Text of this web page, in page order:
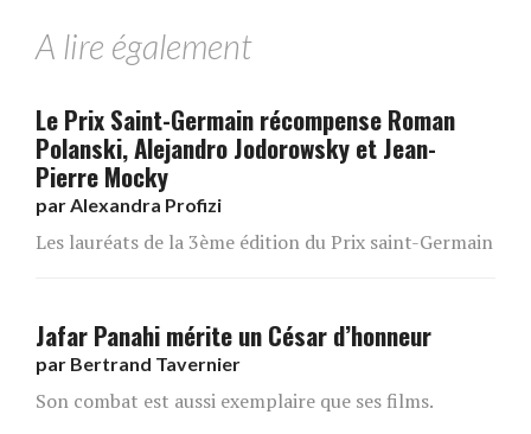
A lire également
Le Prix Saint-Germain récompense Roman
Polanski, Alejandro Jodorowsky et Jean-
Pierre Mocky
parAlexandra Profizi
Les lauréats de la 3ème édition du Prix saint-Germain
Jafar Panahi mérite un César d’honneur
par Bertrand Tavernier
Son combat est aussi exemplaire que ses films.